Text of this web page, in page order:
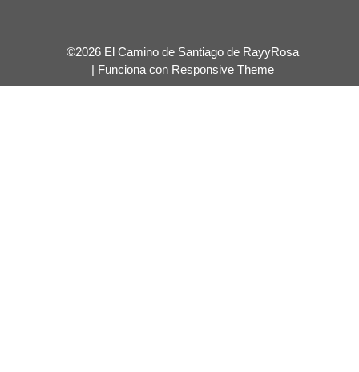
©2026 El Camino de Santiago de RayyRosa
| Funciona con Responsive Theme